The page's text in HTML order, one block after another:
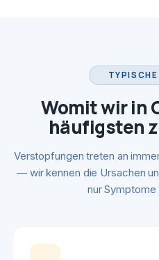
Womit wir in
häufigsten
Verstopfungen treten an
— wir kennen die Ursachen
nur Symptome